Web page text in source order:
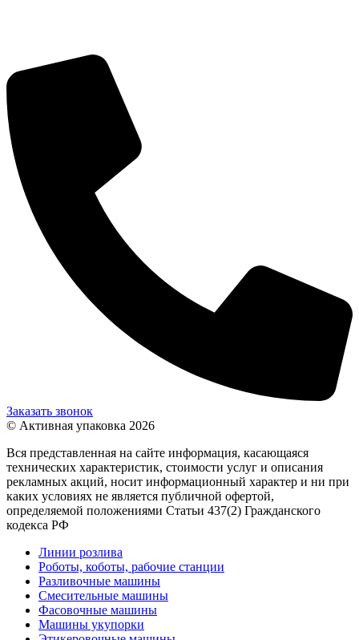
Заказать звонок
© Активная упаковка 2026
Вся представленная на сайте информация, касающаяся
технических характеристик, стоимости услуг и описания
рекламных акций, носит информационный характер и ни при
каких условиях не является публичной офертой,
определяемой положениями Статьи 437(2) Гражданского
кодекса РФ
Линии розлива
Роботы, коботы, рабочие станции
Разливочные машины
Смесительные машины
Фасовочные машины
Машины укупорки